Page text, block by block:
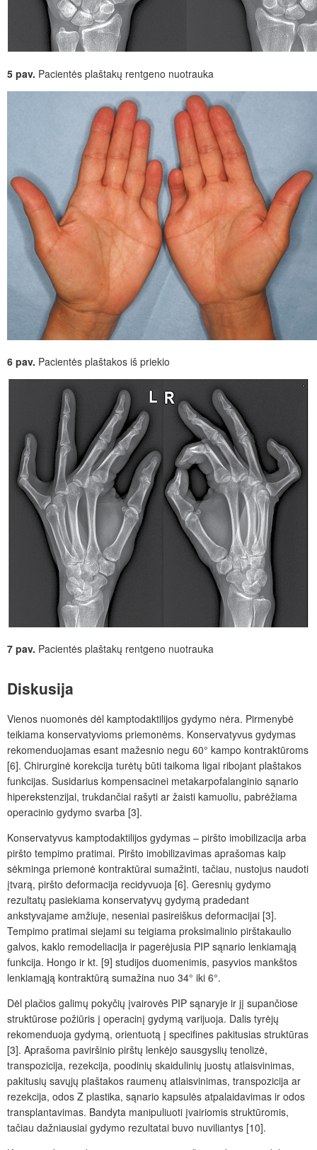
5 pav. Pacientės plaštakų rentgeno nuotrauka
6 pav. Pacientės plaštakos iš priekio
7 pav. Pacientės plaštakų rentgeno nuotrauka
Diskusija
Vienos nuomonės dėl kamptodaktilijos gydymo nėra. Pirmenybė
teikiama konservatyvioms priemonėms. Konservatyvus gydymas
rekomenduojamas esant mažesnio negu 60° kampo kontraktūroms
[6]. Chirurginė korekcija turėtų būti taikoma ligai ribojant plaštakos
funkcijas. Susidarius kompensacinei metakarpofalanginio sąnario
hiperekstenzijai, trukdančiai rašyti ar žaisti kamuoliu, pabrėžiama
operacinio gydymo svarba [3].
Konservatyvus kamptodaktilijos gydymas – piršto imobilizacija arba
piršto tempimo pratimai. Piršto imobilizavimas aprašomas kaip
sėkminga priemonė kontraktūrai sumažinti, tačiau, nustojus naudoti
įtvarą, piršto deformacija recidyvuoja [6]. Geresnių gydymo
rezultatų pasiekiama konservatyvų gydymą pradedant
ankstyvajame amžiuje, neseniai pasireiškus deformacijai [3].
Tempimo pratimai siejami su teigiama proksimalinio pirštakaulio
galvos, kaklo remodeliacija ir pagerėjusia PIP sąnario lenkiamąją
funkcija. Hongo ir kt. [9] studijos duomenimis, pasyvios mankštos
lenkiamąją kontraktūrą sumažina nuo 34° iki 6°.
Dėl plačios galimų pokyčių įvairovės PIP sąnaryje ir jį supančiose
struktūrose požiūris į operacinį gydymą varijuoja. Dalis tyrėjų
rekomenduoja gydymą, orientuotą į specifines pakitusias struktūras
[3]. Aprašoma paviršinio pirštų lenkėjo sausgyslių tenolizė,
transpozicija, rezekcija, poodinių skaidulinių juostų atlaisvinimas,
pakitusių savųjų plaštakos raumenų atlaisvinimas, transpozicija ar
rezekcija, odos Z plastika, sąnario kapsulės atpalaidavimas ir odos
transplantavimas. Bandyta manipuliuoti įvairiomis struktūromis,
tačiau dažniausiai gydymo rezultatai buvo nuviliantys [10].